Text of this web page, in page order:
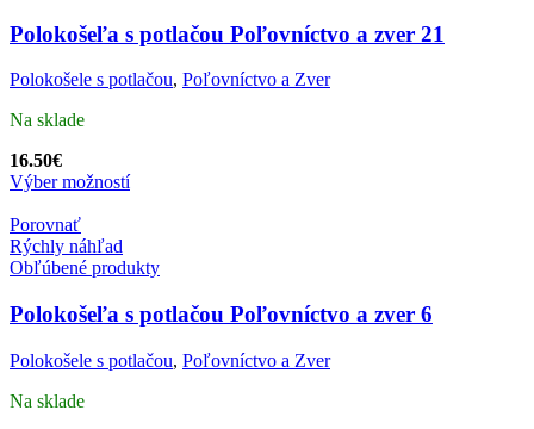
Polokošeľa s potlačou Poľovníctvo a zver 21
Polokošele s potlačou, Poľovníctvo a Zver
Na sklade
16.50€
Výber možností
Porovnať
Rýchly náhľad
Obľúbené produkty
Polokošeľa s potlačou Poľovníctvo a zver 6
Polokošele s potlačou, Poľovníctvo a Zver
Na sklade